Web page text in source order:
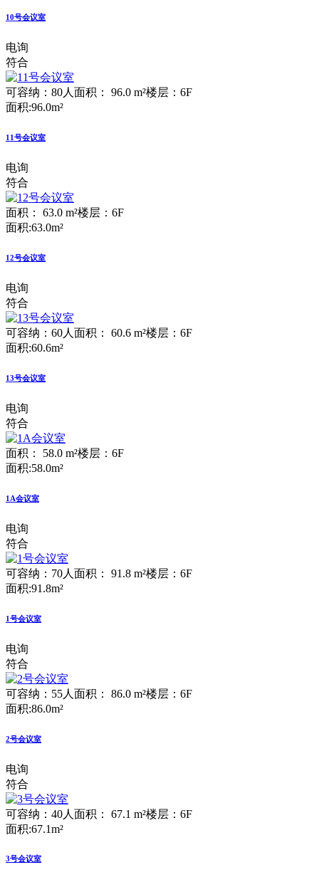
10号会议室
电询
符合
可容纳：80人 面积： 96.0 m²楼层：6F
面积:96.0m²
11号会议室
电询
符合
面积： 63.0 m²楼层：6F
面积:63.0m²
12号会议室
电询
符合
可容纳：60人 面积： 60.6 m²楼层：6F
面积:60.6m²
13号会议室
电询
符合
面积： 58.0 m²楼层：6F
面积:58.0m²
1A会议室
电询
符合
可容纳：70人 面积： 91.8 m²楼层：6F
面积:91.8m²
1号会议室
电询
符合
可容纳：55人 面积： 86.0 m²楼层：6F
面积:86.0m²
2号会议室
电询
符合
可容纳：40人 面积： 67.1 m²楼层：6F
面积:67.1m²
3号会议室